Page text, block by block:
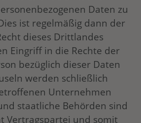
Daten zu
ist regelmäßig dann der
dieses Drittlandes
Eingriff in die Rechte der
bezüglich dieser Daten
werden schließlich
Unternehmen
staatliche Behörden sind
Vertragspartei und somit